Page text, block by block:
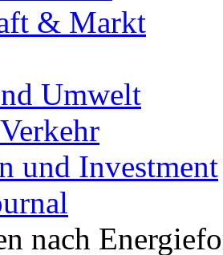
& Markt
Umwelt
und Investment
nach